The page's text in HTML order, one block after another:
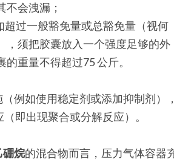
不会洩漏；
超过一般豁免量或总豁免量（视何
，须把胶囊放入一个强度足够的外
的重量不得超过75 公斤。
（例如使用稳定剂或添加抑制剂）
即出现聚合或分解反应）。
硼烷的混合物而言，压力气体容器